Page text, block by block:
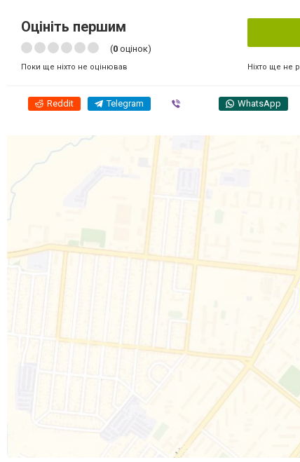
Оцініть першим
(0 оцінок)
Поки ще ніхто не оцінював Ніхто ще не
Reddit Telegram WhatsApp